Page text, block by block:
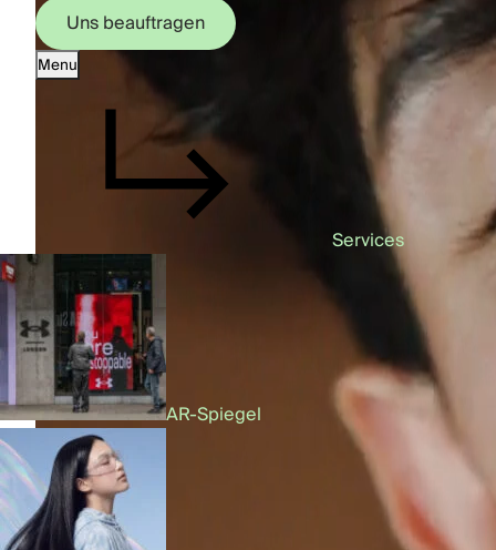
Uns beauftragen
Uns beauftragen
Menu
Services
AR-Spiegel